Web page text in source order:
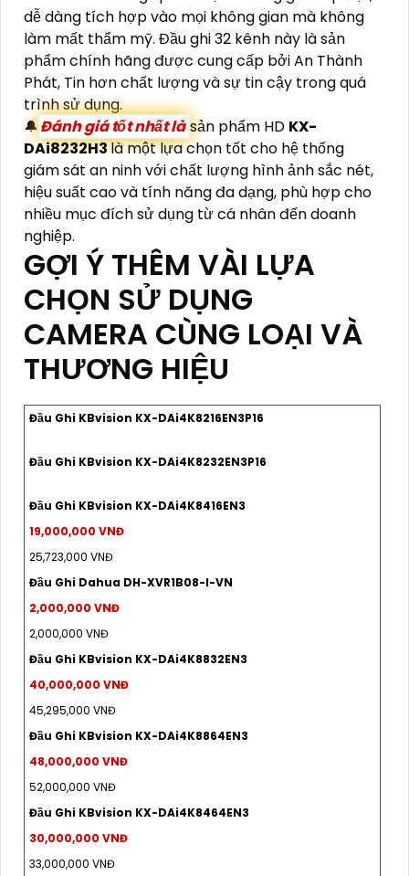
dễ dàng tích hợp vào mọi không gian mà không
làm mất thẩm mỹ. Đầu ghi 32 kênh này là sản
phẩm chính hãng được cung cấp bởi An Thành
Phát, Tin hơn chất lượng và sự tin cậy trong quá
trình sử dụng.
🔔 Đánh giá tốt nhất làsản phẩm HD KX-
DAi8232H3là một lựa chọn tốt cho hệ thống
giám sát an ninh với chất lượng hình ảnh sắc nét,
hiệu suất cao và tính năng đa dạng, phù hợp cho
nhiều mục đích sử dụng từ cá nhân đến doanh
nghiệp.
GỢI Ý THÊM VÀI LỰA
CHỌN SỬ DỤNG
CAMERA CÙNG LOẠI VÀ
THƯƠNG HIỆU
Đầu Ghi KBvision KX-DAi4K8216EN3P16
Đầu Ghi KBvision KX-DAi4K8232EN3P16
Đầu Ghi KBvision KX-DAi4K8416EN3
19,000,000 VNĐ
25,723,000 VNĐ
Đầu Ghi Dahua DH-XVR1B08-I-VN
2,000,000 VNĐ
2,000,000 VNĐ
Đầu Ghi KBvision KX-DAi4K8832EN3
40,000,000 VNĐ
45,295,000 VNĐ
Đầu Ghi KBvision KX-DAi4K8864EN3
48,000,000 VNĐ
52,000,000 VNĐ
Đầu Ghi KBvision KX-DAi4K8464EN3
30,000,000 VNĐ
33,000,000 VNĐ